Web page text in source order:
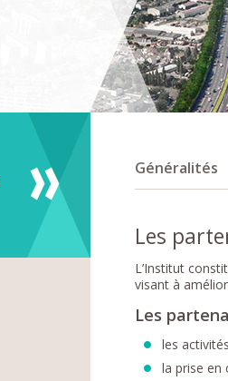
Généralités
Les
L’Institut
visant à
Les
les
la prise en